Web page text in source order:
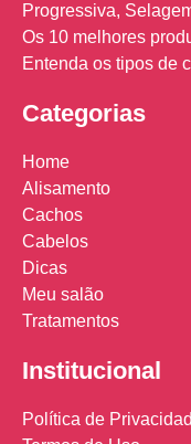
Progressiva,
Os 10 melhores
Entenda os tipos de
Categorias
Home
Alisamento
Cachos
Cabelos
Dicas
Meu salão
Tratamentos
Institucional
Política de